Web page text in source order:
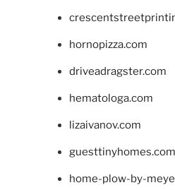
hornopizza.com
driveadragster.com
hematologa.com
lizaivanov.com
guesttinyhomes.com
home-plow-by-